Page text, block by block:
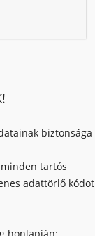
biztonsága
tartós
adattörlő kódot